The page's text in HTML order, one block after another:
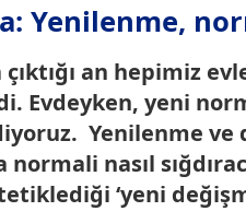
Yenilenme,
an hepimiz
Evdeyken, yeni
Yenilenme ve
normali nasıl
‘yeni